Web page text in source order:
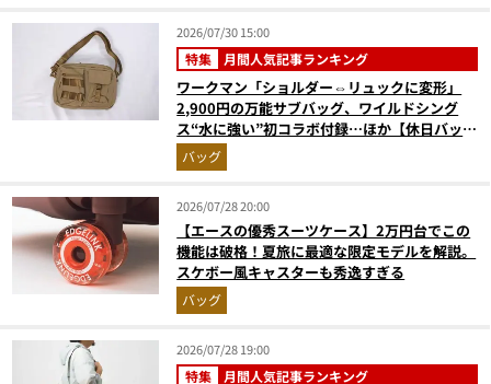
2026/07/30 15:00
特集 月間人気記事ランキング
ワークマン「ショルダー⇔リュックに変形」
2,900円の万能サブバッグ、ワイルドシング
ス“水に強い”初コラボ付録…ほか【休日バッグ
の人気記事ランキングベスト3】（2026年6月
版）
バッグ
2026/07/28 20:00
【エースの優秀スーツケース】2万円台でこの
機能は破格！夏旅に最適な限定モデルを解説。
スケボー風キャスターも秀逸すぎる
バッグ
2026/07/28 19:00
特集 月間人気記事ランキング